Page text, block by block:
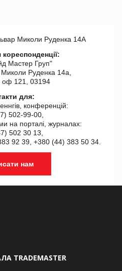
Миколи Руденка 14А
Мастер Груп"
Миколи Руденка 14а,
оф 121, 03194
для:
конференцій:
502-99-00,
на порталі, журналах:
502 30 13,
92 39, +380 (44) 383 50 34.
нам
TRADEMASTER